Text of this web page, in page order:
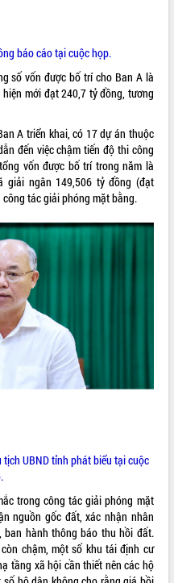
báo cáo tại cuộc họp.
số vốn được bố trí cho Ban A là
mới đạt 240,7 tỷ đồng, tương
A triển khai, có 17 dự án thuộc
đến việc chậm tiến độ thi công
vốn được bố trí trong năm là
giải ngân 149,506 tỷ đồng (đạt
công tác giải phóng mặt bằng.
UBND tỉnh phát biểu tại cuộc
trong công tác giải phóng mặt
nguồn gốc đất, xác nhận nhân
ban hành thông báo thu hồi đất.
chậm, một số khu tái định cư
tầng xã hội cần thiết nên các hộ